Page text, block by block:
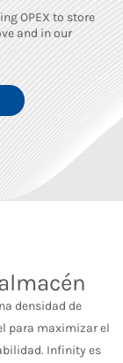
OPEX to store
and in our
densidad de
para maximizar el
Infinity es